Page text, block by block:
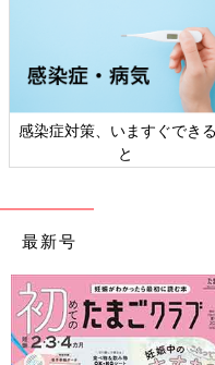
感染症対策、いますぐでき
と
最新号